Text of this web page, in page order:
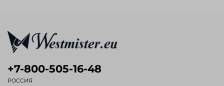
+7-800-505-16-48
РОССИЯ